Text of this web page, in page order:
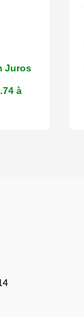
Juros
à